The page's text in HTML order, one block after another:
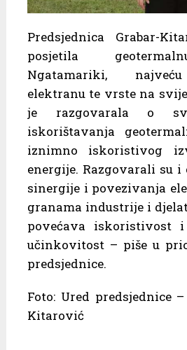
Predsjednica Grabar-
posjetila
Ngatamariki,
elektranu te vrste na
je razgovarala o
iskorištavanja
iznimno iskoristivog
energije. Razgovarali su i
sinergije i povezivanja
granama industrije i
povećava iskoristivost
učinkovitost – piše u
predsjednice.
Foto: Ured predsjednice
Kitarović